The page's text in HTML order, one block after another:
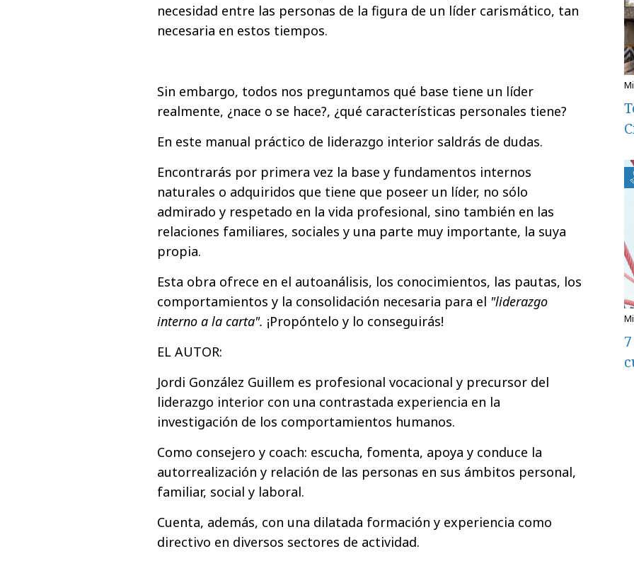
necesidad entre las personas de la figura de un líder carismático, tan
necesaria en estos tiempos.
Sin embargo, todos nos preguntamos qué base tiene un líder
realmente, ¿nace o se hace?, ¿qué características personales tiene?
En este manual práctico de liderazgo interior saldrás de dudas.
Encontrarás por primera vez la base y fundamentos internos
naturales o adquiridos que tiene que poseer un líder, no sólo
admirado y respetado en la vida profesional, sino también en las
relaciones familiares, sociales y una parte muy importante, la suya
propia.
Esta obra ofrece en el autoanálisis, los conocimientos, las pautas, los
comportamientos y la consolidación necesaria para el "liderazgo
interno a la carta". ¡Propóntelo y lo conseguirás!
EL AUTOR:
Jordi González Guillem es profesional vocacional y precursor del
liderazgo interior con una contrastada experiencia en la
investigación de los comportamientos humanos.
Como consejero y coach: escucha, fomenta, apoya y conduce la
autorrealización y relación de las personas en sus ámbitos personal,
familiar, social y laboral.
Cuenta, además, con una dilatada formación y experiencia como
directivo en diversos sectores de actividad.